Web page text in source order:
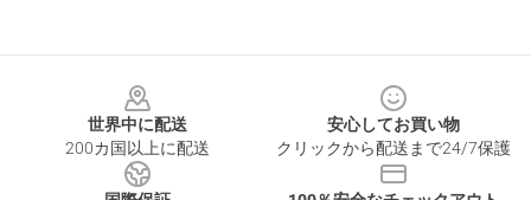
世界中に配送
200カ国以上に配送
安心してお買い物
クリックから配送まで24/7保護